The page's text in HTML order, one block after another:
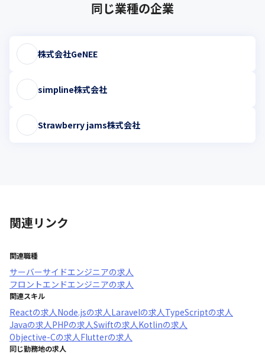
同じ業種の企業
株式会社GeNEE
simpline株式会社
Strawberry jams株式会社
関連リンク
関連職種
サーバーサイドエンジニアの求人
フロントエンドエンジニアの求人
関連スキル
Reactの求人Node.jsの求人Laravelの求人TypeScriptの求人
Javaの求人PHPの求人Swiftの求人Kotlinの求人
Objective-Cの求人Flutterの求人
同じ勤務地の求人